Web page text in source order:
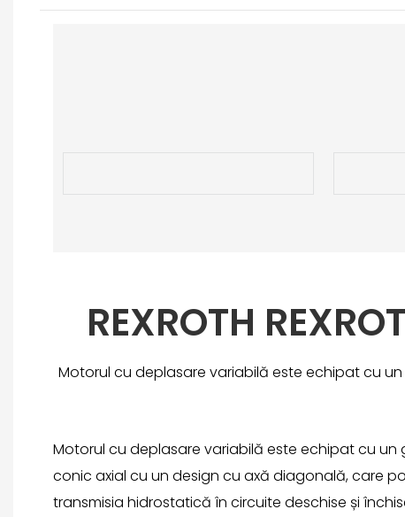
REXROTH
Motorul cu deplasare variabilă este echipat cu
Motorul cu deplasare variabilă este echipat cu un
conic axial cu un design cu axă diagonală, care
transmisia hidrostatică în circuite deschise și